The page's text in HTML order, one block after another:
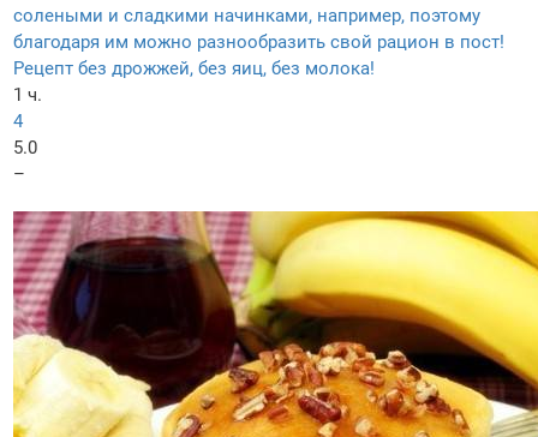
солеными и сладкими начинками, например, поэтому
благодаря им можно разнообразить свой рацион в пост!
Рецепт без дрожжей, без яиц, без молока!
1 ч.
4
5.0
–